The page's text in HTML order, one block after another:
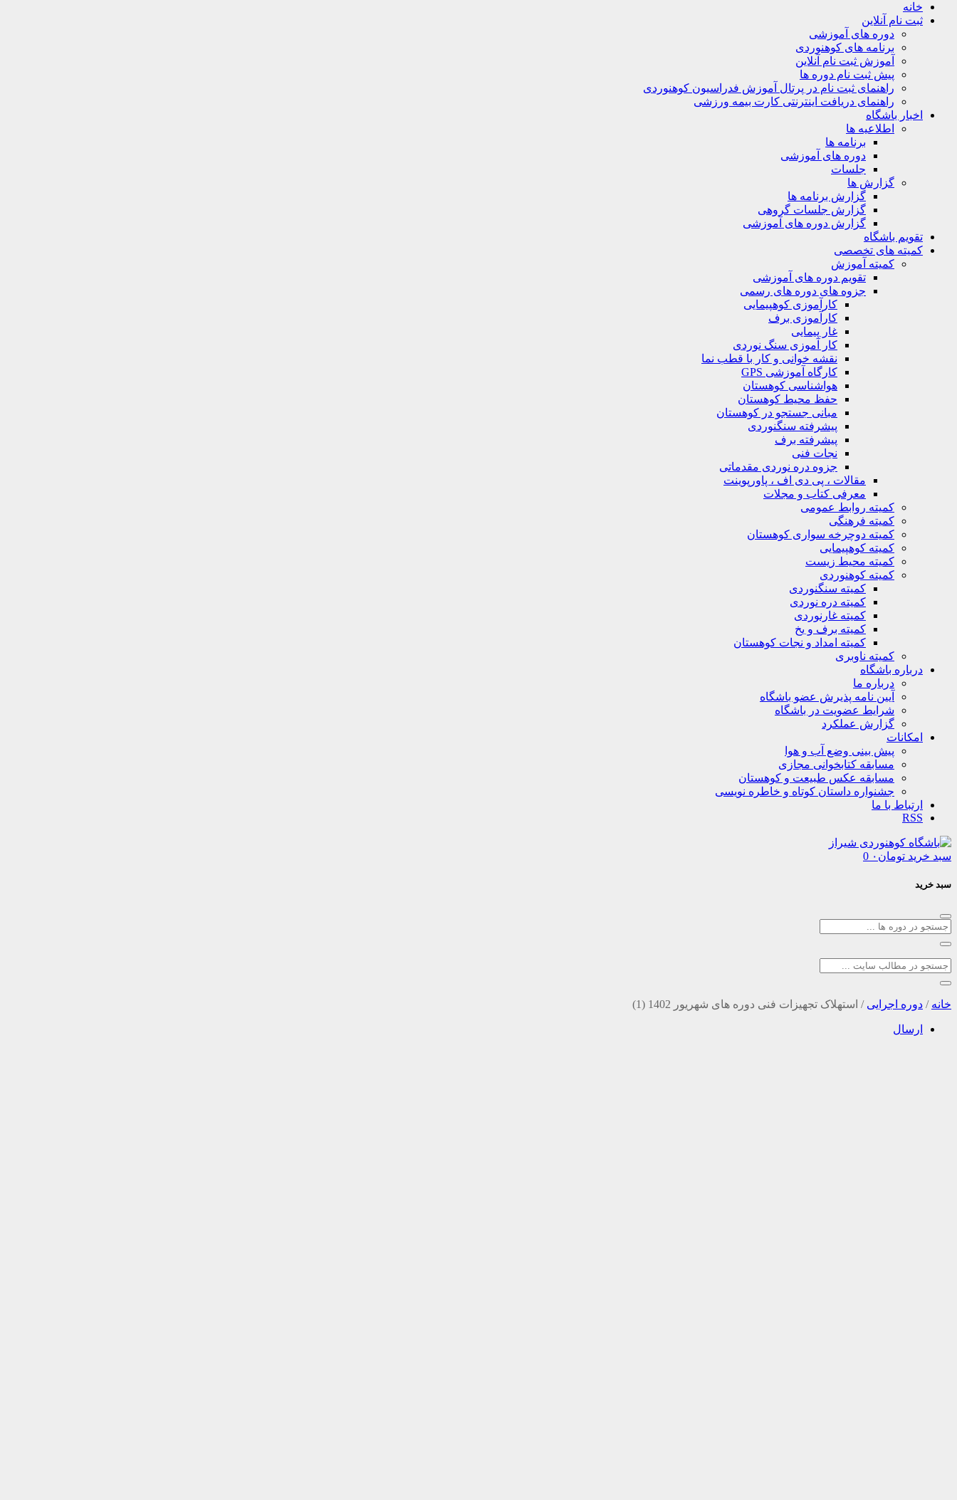
خانه
ثبت نام آنلاین
دوره های آموزشی
برنامه های کوهنوردی
آموزش ثبت نام آنلاین
پیش ثبت نام دوره ها
راهنمای ثبت نام در پرتال آموزش فدراسیون کوهنوردی
راهنمای دریافت اینترنتی کارت بیمه ورزشی
اخبار باشگاه
اطلاعیه ها
برنامه ها
دوره های آموزشی
جلسات
گزارش ها
گزارش برنامه ها
گزارش جلسات گروهی
گزارش دوره های آموزشی
تقویم باشگاه
کمیته های تخصصی
کمیته آموزش
تقویم دوره های آموزشی
جزوه های دوره های رسمی
کارآموزی کوهپیمایی
کارآموزی برف
غار پیمایی
کار آموزی سنگ نوردی
نقشه خوانی و کار با قطب نما
کارگاه آموزشی GPS
هواشناسی کوهستان
حفظ محیط کوهستان
مبانی جستجو در کوهستان
پیشرفته سنگنوردی
پیشرفته برف
نجات فنی
جزوه دره نوردی مقدماتی
مقالات ، پی دی اف ، پاورپوینت
معرفی کتاب و مجلات
کمیته روابط عمومی
کمیته فرهنگی
کمیته دوچرخه سواری کوهستان
کمیته کوهپیمایی
کمیته محیط زیست
کمیته کوهنوردی
کمیته سنگنوردی
کمیته دره نوردی
کمیته غارنوردی
کمیته برف و یخ
کمیته امداد و نجات کوهستان
کمیته ناوبری
درباره باشگاه
درباره ما
آیین نامه پذیرش عضو باشگاه
شرایط عضویت در باشگاه
گزارش عملکرد
امکانات
پیش بینی وضع آب و هوا
مسابقه کتابخوانی مجازی
مسابقه عکس طبیعت و کوهستان
جشنواره داستان کوتاه و خاطره نویسی
ارتباط با ما
RSS
سبد خرید تومان ۰ 0
سبد خرید
خانه / دوره اجرایی / استهلاک تجهیزات فنی دوره های شهریور 1402 (1)
ارسال